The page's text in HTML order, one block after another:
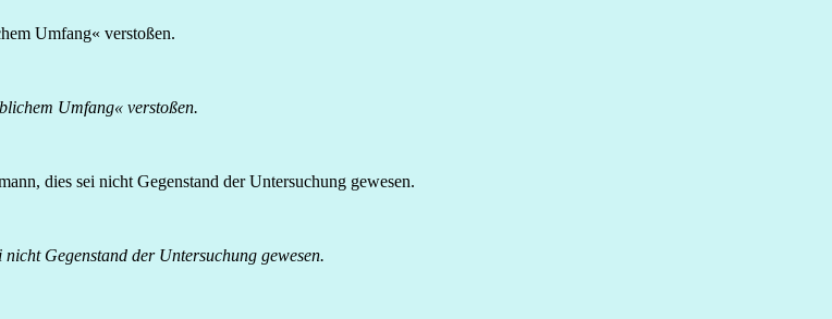
Umfang« verstoßen.
Umfang« verstoßen.
dies sei nicht Gegenstand der Untersuchung gewesen.
Gegenstand der Untersuchung gewesen.